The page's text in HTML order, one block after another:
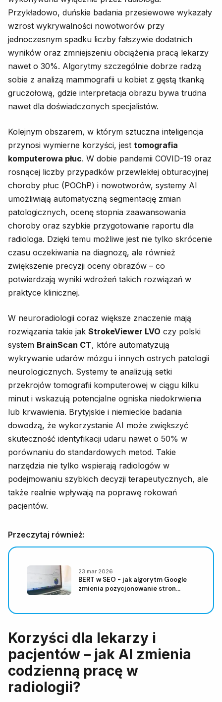
Przykładowo, duńskie badania przesiewowe wykazały
wzrost wykrywalności nowotworów przy
jednoczesnym spadku liczby fałszywie dodatnich
wyników oraz zmniejszeniu obciążenia pracą lekarzy
nawet o 30%. Algorytmy szczególnie dobrze radzą
sobie z analizą mammografii u kobiet z gęstą tkanką
gruczołową, gdzie interpretacja obrazu bywa trudna
nawet dla doświadczonych specjalistów.
Kolejnym obszarem, w którym sztuczna inteligencja
przynosi wymierne korzyści, jest tomografia
komputerowa płuc. W dobie pandemii COVID-19 oraz
rosnącej liczby przypadków przewlekłej obturacyjnej
choroby płuc (POChP) i nowotworów, systemy AI
umożliwiają automatyczną segmentację zmian
patologicznych, ocenę stopnia zaawansowania
choroby oraz szybkie przygotowanie raportu dla
radiologa. Dzięki temu możliwe jest nie tylko skrócenie
czasu oczekiwania na diagnozę, ale również
zwiększenie precyzji oceny obrazów – co
potwierdzają wyniki wdrożeń takich rozwiązań w
praktyce klinicznej.
W neuroradiologii coraz większe znaczenie mają
rozwiązania takie jak StrokeViewer LVO czy polski
system BrainScan CT, które automatyzują
wykrywanie udarów mózgu i innych ostrych patologii
neurologicznych. Systemy te analizują setki
przekrojów tomografii komputerowej w ciągu kilku
minut i wskazują potencjalne ogniska niedokrwienia
lub krwawienia. Brytyjskie i niemieckie badania
dowodzą, że wykorzystanie AI może zwiększyć
skuteczność identyfikacji udaru nawet o 50% w
porównaniu do standardowych metod. Takie
narzędzia nie tylko wspierają radiologów w
podejmowaniu szybkich decyzji terapeutycznych, ale
także realnie wpływają na poprawę rokowań
pacjentów.
Przeczytaj również:
23 mar 2026
BERT w SEO - jak algorytm Google
zmienia pozycjonowanie stron
Korzyści dla lekarzy i
pacjentów – jak AI zmienia
codzienną pracę w
radiologii?